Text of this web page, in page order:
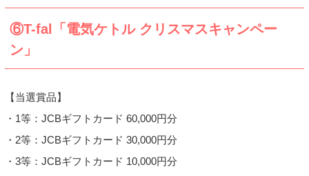
⑥T-fal「電気ケトル クリスマスキャンペー
ン」
【当選賞品】
・1等：JCBギフトカード 60,000円分
・2等：JCBギフトカード 30,000円分
・3等：JCBギフトカード 10,000円分